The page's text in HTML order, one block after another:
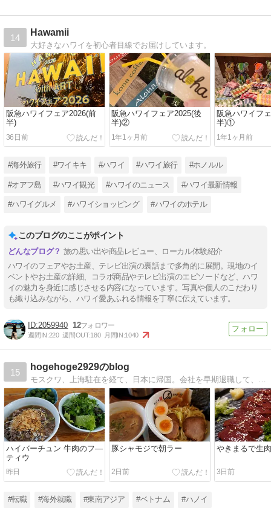
14
Hawamii
大好きなハワイを初心者目線でお届けしています。
阪急ハワイフェア2026(前
半)
36日前
阪急ハワイフェア2025(後
半)②
1年1ヶ月前
阪急ハワイフ
半)①
1年1ヶ月前
#海外旅行 #ワイキキ #ハワイ #ハワイ旅行 #ホノルル
#オアフ島 #ハワイ観光 #ハワイのニュース #ハワイ最新情報
#ハワイグルメ #ハワイショッピング #ハワイのホテル
このブログのここがポイント
旅の思い出や商品レビュー、ローカル体験紹介
ハワイのフェアやお土産、テレビ出演の裏話まで多角的に展開。現地のイ
ベントやお土産の詳細、コラボ商品やテレビ出演のエピソードなど、ハワ
イの魅力を身近に感じさせる内容になっています。写真や個人のこだわり
も織り込みながら、ハワイ愛あふれる情報を丁寧に伝えています。
2059940 12
週間IN:220 週間OUT:180 月間IN:1040
15
hogehoge2929のblog
ハイバーチュン 牛肉のフ―
ティウ
昨日
豚シャモジで朝ラー
2日前
やきまるで生
3日前
#転職 #海外就職 #東南アジア #ベトナム #ハノイ